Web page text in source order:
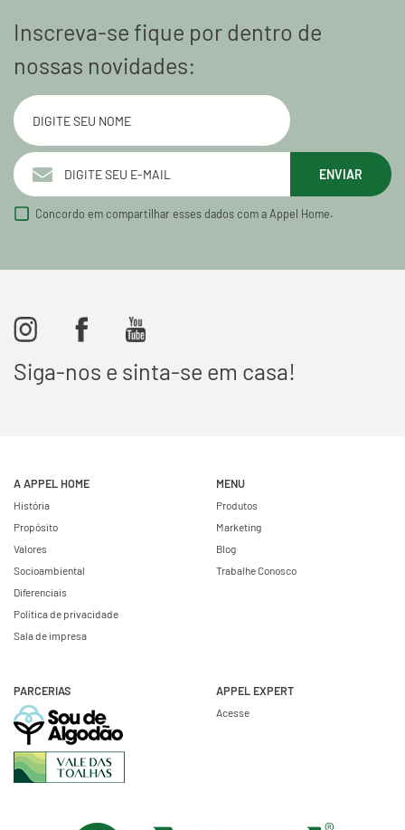
Inscreva-se fique por dentro de
nossas novidades:
ENVIAR
Concordo em compartilhar esses dados com a Appel Home.
Siga-nos e sinta-se em casa!
A APPEL HOME
História
Propósito
Valores
Socioambiental
Diferenciais
Política de privacidade
Sala de impresa
MENU
Produtos
Marketing
Blog
Trabalhe Conosco
PARCERIAS APPEL EXPERT
Acesse